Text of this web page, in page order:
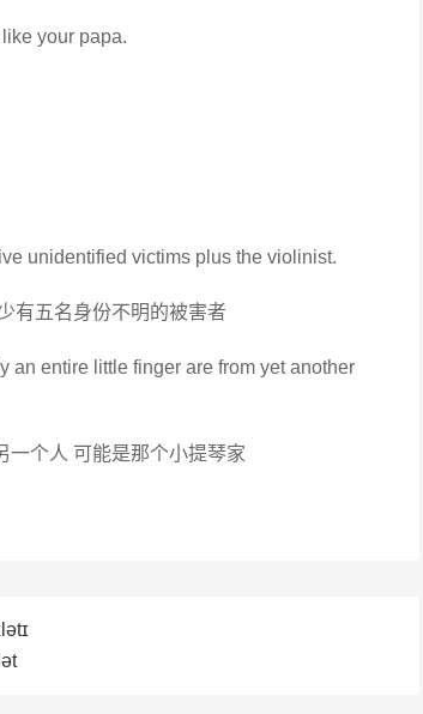
your papa.
unidentified victims plus the violinist.
有五名身份不明的被害者
an entire little finger are from yet another
一个人 可能是那个小提琴家